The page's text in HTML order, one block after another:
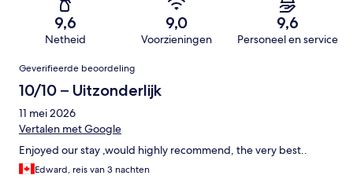
9,6
Netheid
9,0
Voorzieningen
9,6
Personeel en service
Beoordelingen
Geverifieerde beoordeling
10/10 – Uitzonderlijk
11 mei 2026
Vertalen met Google
Enjoyed our stay ,would highly recommend, the very best..
Edward, reis van 3 nachten